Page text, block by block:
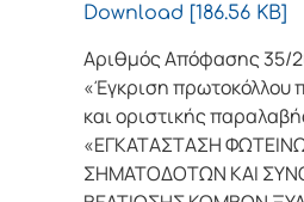
Download [186.56 KB]
Αριθμός Απόφασης 35/
«Έγκριση πρωτοκόλλου
και οριστικής
«ΕΓΚΑΤΑΣΤΑΣΗ
ΣΗΜΑΤΟΔΟΤΩΝ ΚΑΙ